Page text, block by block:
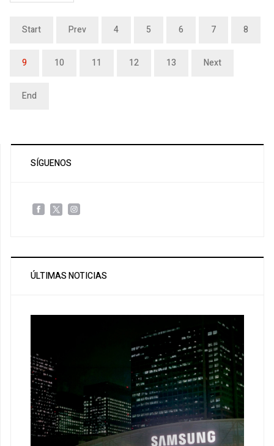
Start Prev 4 5 6 7 8
9 10 11 12 13 Next
End
SÍGUENOS
ÚLTIMAS NOTICIAS